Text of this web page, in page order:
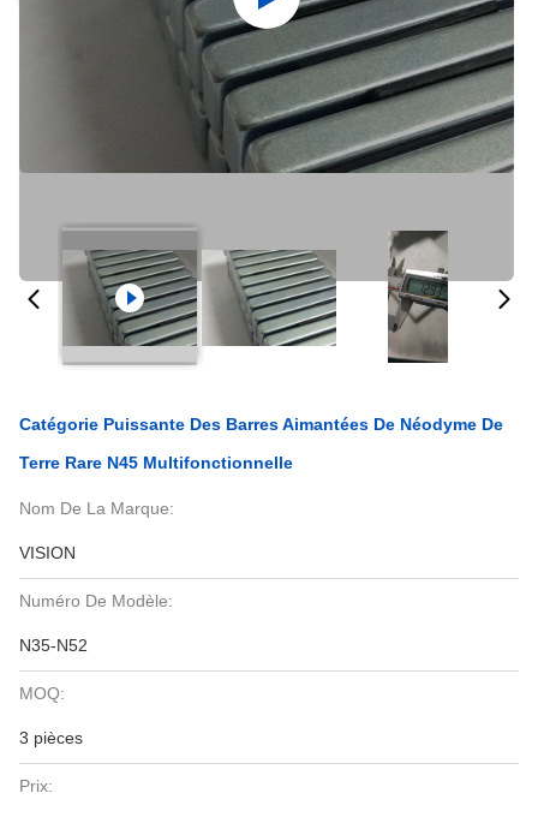
Catégorie Puissante Des Barres Aimantées De Néodyme De
Terre Rare N45 Multifonctionnelle
Nom De La Marque:
VISION
Numéro De Modèle:
N35-N52
MOQ:
3 pièces
Prix: